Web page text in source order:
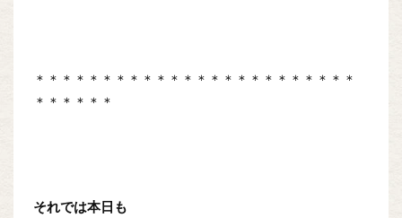
＊＊＊＊＊＊＊＊＊＊＊＊＊＊＊＊＊＊＊＊＊＊＊＊
＊＊＊＊＊＊
それでは本日も